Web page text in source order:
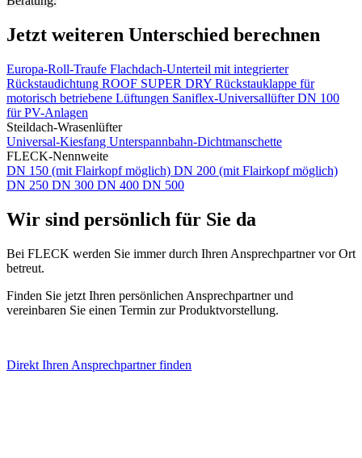
Jetzt weiteren Unterschied berechnen
Europa-Roll-Traufe Flachdach-Unterteil mit integrierter
Rückstaudichtung ROOF SUPER DRY Rückstauklappe für
motorisch betriebene Lüftungen Saniflex-Universallüfter DN 100
für PV-Anlagen
Steildach-Wrasenlüfter
Universal-Kiesfang Unterspannbahn-Dichtmanschette
FLECK-Nennweite
DN 150 (mit Flairkopf möglich) DN 200 (mit Flairkopf möglich)
DN 250 DN 300 DN 400 DN 500
Wir sind persönlich für Sie da
Bei FLECK werden Sie immer durch Ihren Ansprechpartner vor Ort
betreut.
Finden Sie jetzt Ihren persönlichen Ansprechpartner und
vereinbaren Sie einen Termin zur Produktvorstellung.
Direkt Ihren Ansprechpartner finden